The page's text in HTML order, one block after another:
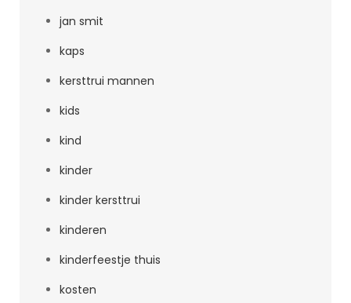
jan smit
kaps
kersttrui mannen
kids
kind
kinder
kinder kersttrui
kinderen
kinderfeestje thuis
kosten